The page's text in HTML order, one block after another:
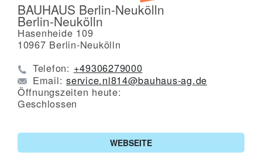
BAUHAUS Berlin-Neukölln
Berlin-Neukölln
Hasenheide 109
10967 Berlin-Neukölln
Telefon: +49306279000
Email:service.nl814@bauhaus-ag.de
Öffnungszeiten heute:
Geschlossen
WEBSEITE